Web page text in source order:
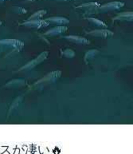
が凄い🔥